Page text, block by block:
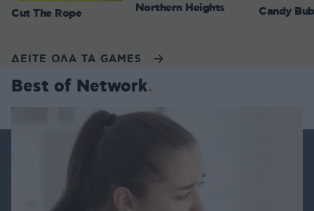
Cut The Rope Northern Heights Candy
ΔΕΙΤΕ ΟΛΑ ΤΑ GAMES
Best of Network